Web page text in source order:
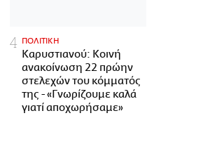
ΠΟΛΙΤΙΚΗ
Καρυστιανού: Κοινή
ανακοίνωση 22 πρώην
στελεχών του κόμματός
της - «Γνωρίζουμε καλά
γιατί αποχωρήσαμε»